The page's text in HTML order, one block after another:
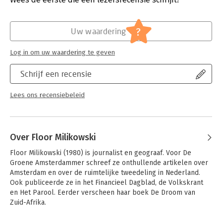
Mens en maatschappij
Schrijf een recensie
Lees ons recensiebeleid
Uw waardering ?
Log in om uw waardering te geven
Over Floor Milikowski
Floor Milikowski (1980) is journalist en geograaf. Voor De
Groene Amsterdammer schreef ze onthullende artikelen over
Amsterdam en over de ruimtelijke tweedeling in Nederland.
Ook publiceerde ze in het Financieel Dagblad, de Volkskrant
en Het Parool. Eerder verscheen haar boek De Droom van
Zuid-Afrika.